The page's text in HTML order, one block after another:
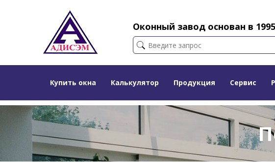
Оконный завод основан в
Купить окна Калькулятор Продукция Сервис